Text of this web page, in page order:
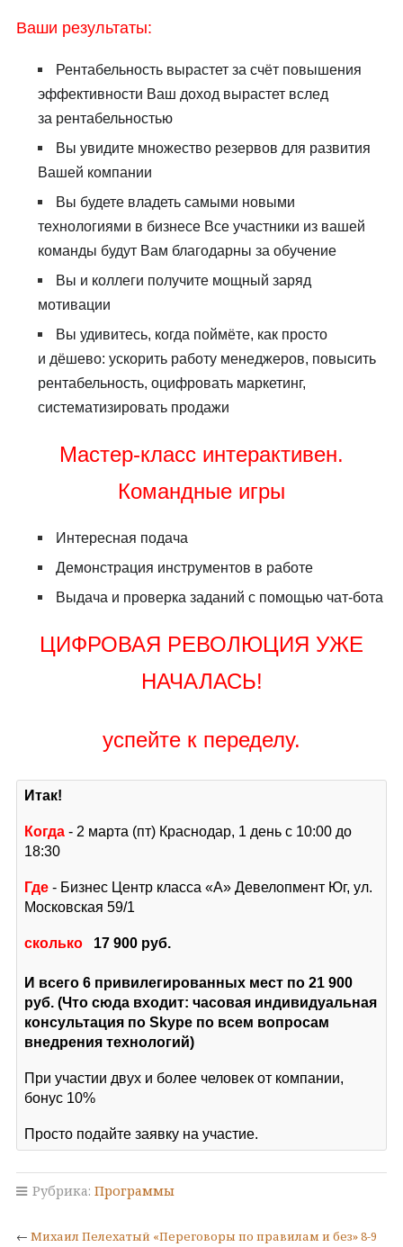
Ваши результаты:
Рентабельность вырастет за счёт повышения
эффективности Ваш доход вырастет вслед
за рентабельностью
Вы увидите множество резервов для развития
Вашей компании
Вы будете владеть самыми новыми
технологиями в бизнесе Все участники из вашей
команды будут Вам благодарны за обучение
Вы и коллеги получите мощный заряд
мотивации
Вы удивитесь, когда поймёте, как просто
и дёшево: ускорить работу менеджеров, повысить
рентабельность, оцифровать маркетинг,
систематизировать продажи
Мастер-класс интерактивен.
Командные игры
Интересная подача
Демонстрация инструментов в работе
Выдача и проверка заданий с помощью чат-бота
ЦИФРОВАЯ РЕВОЛЮЦИЯ УЖЕ
НАЧАЛАСЬ!
успейте к переделу.
Итак!
Когда- 2 марта (пт) Краснодар, 1 день с 10:00 до
18:30
Где- Бизнес Центр класса «А» Девелопмент Юг, ул.
Московская 59/1
сколько 17 900 руб.
И всего 6 привилегированных мест по 21 900
руб. (Что сюда входит: часовая индивидуальная
консультация по Skype по всем вопросам
внедрения технологий)
При участии двух и более человек от компании,
бонус 10%
Просто подайте заявку на участие.
Рубрика: Программы
← Михаил Пелехатый «Переговоры по правилам и без» 8-9